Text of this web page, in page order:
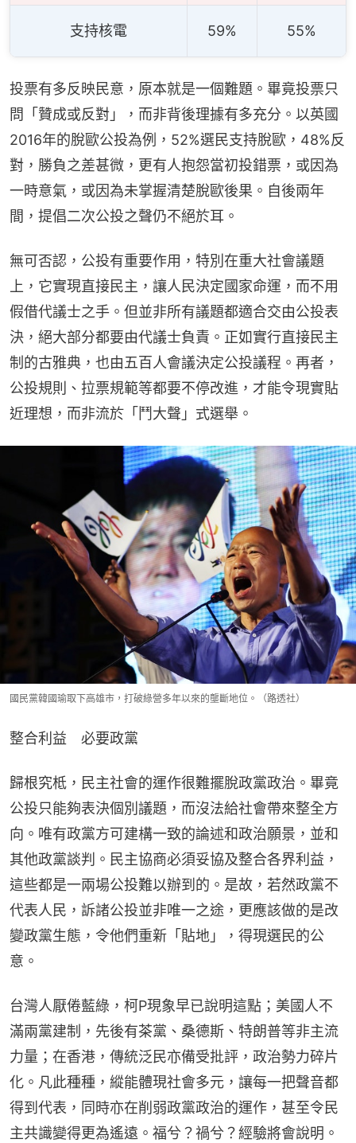
支持核電 59% 55%
投票有多反映民意，原本就是一個難題。畢竟投票只
問「贊成或反對」，而非背後理據有多充分。以英國
2016年的脫歐公投為例，52%選民支持脫歐，48%反
對，勝負之差甚微，更有人抱怨當初投錯票，或因為
一時意氣，或因為未掌握清楚脫歐後果。自後兩年
間，提倡二次公投之聲仍不絕於耳。
無可否認，公投有重要作用，特別在重大社會議題
上，它實現直接民主，讓人民決定國家命運，而不用
假借代議士之手。但並非所有議題都適合交由公投表
決，絕大部分都要由代議士負責。正如實行直接民主
制的古雅典，也由五百人會議決定公投議程。再者，
公投規則、拉票規範等都要不停改進，才能令現實貼
近理想，而非流於「鬥大聲」式選舉。
國民黨韓國瑜取下高雄市，打破綠營多年以來的壟斷地位。（路透社）
整合利益　必要政黨
歸根究柢，民主社會的運作很難擺脫政黨政治。畢竟
公投只能夠表決個別議題，而沒法給社會帶來整全方
向。唯有政黨方可建構一致的論述和政治願景，並和
其他政黨談判。民主協商必須妥協及整合各界利益，
這些都是一兩場公投難以辦到的。是故，若然政黨不
代表人民，訴諸公投並非唯一之途，更應該做的是改
變政黨生態，令他們重新「貼地」，得現選民的公
意。
台灣人厭倦藍綠，柯P現象早已說明這點；美國人不
滿兩黨建制，先後有茶黨、桑德斯、特朗普等非主流
力量；在香港，傳統泛民亦備受批評，政治勢力碎片
化。凡此種種，縱能體現社會多元，讓每一把聲音都
得到代表，同時亦在削弱政黨政治的運作，甚至令民
主共識變得更為遙遠。福兮？禍兮？經驗將會說明。